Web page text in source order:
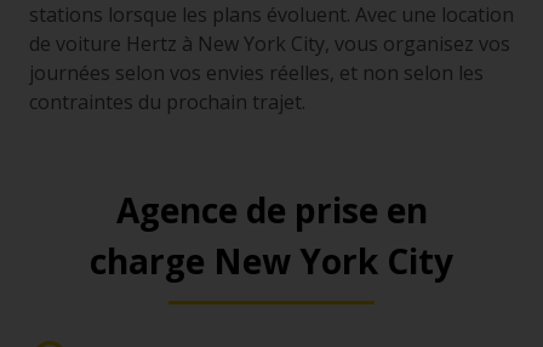
stations lorsque les plans évoluent. Avec une location
de voiture Hertz à New York City, vous organisez vos
journées selon vos envies réelles, et non selon les
contraintes du prochain trajet.
Agence de prise en
charge New York City